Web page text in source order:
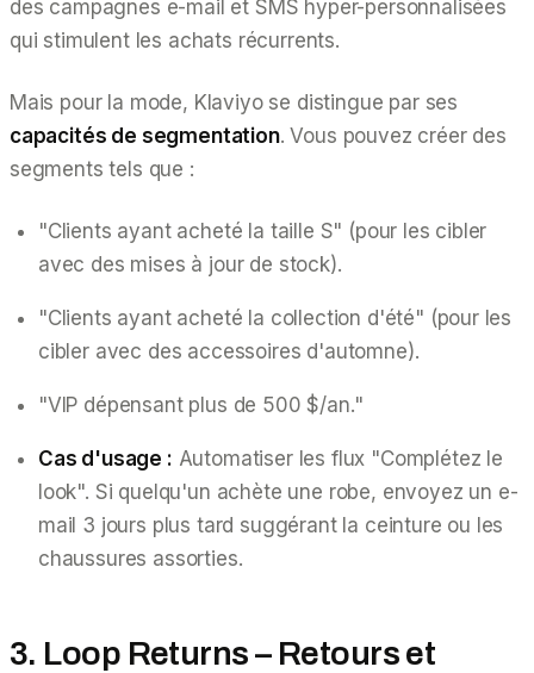
des campagnes e-mail et SMS hyper-personnalisées
qui stimulent les achats récurrents.
Mais pour la mode, Klaviyo se distingue par ses
capacités de segmentation. Vous pouvez créer des
segments tels que :
"Clients ayant acheté la taille S" (pour les cibler
avec des mises à jour de stock).
"Clients ayant acheté la collection d'été" (pour les
cibler avec des accessoires d'automne).
"VIP dépensant plus de 500 $/an."
Cas d'usage : Automatiser les flux "Complétez le
look". Si quelqu'un achète une robe, envoyez un e-
mail 3 jours plus tard suggérant la ceinture ou les
chaussures assorties.
3. Loop Returns – Retours et